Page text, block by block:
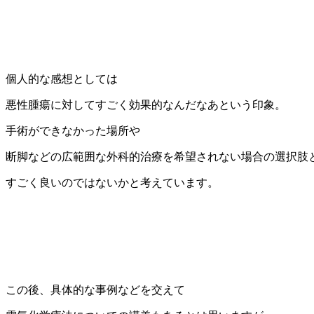
個人的な感想としては
悪性腫瘍に対してすごく効果的なんだなあという印象。
手術ができなかった場所や
断脚などの広範囲な外科的治療を希望されない場合の選択肢
すごく良いのではないかと考えています。
この後、具体的な事例などを交えて